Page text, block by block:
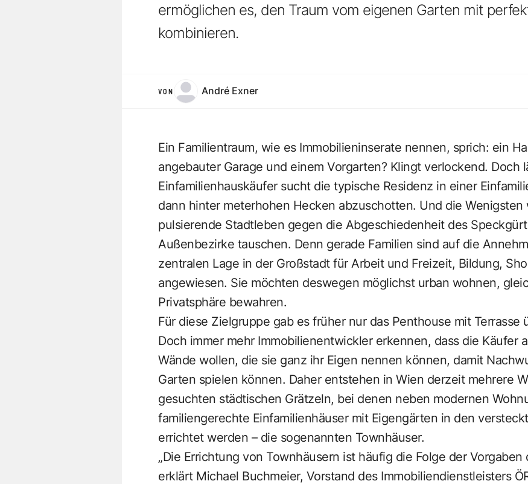
ermöglichen es, den Traum vom eigenen Garten mit
kombinieren.
VON André Exner
Ein Familientraum, wie es Immobilieninserate nennen, sprich: ein
angebauter Garage und einem Vorgarten? Klingt verlockend. Doch
Einfamilienhauskäufer sucht die typische Residenz in einer
dann hinter meterhohen Hecken abzuschotten. Und die Wenigsten
pulsierende Stadtleben gegen die Abgeschiedenheit des
Außenbezirke tauschen. Denn gerade Familien sind auf die
zentralen Lage in der Großstadt für Arbeit und Freizeit, Bildung,
angewiesen. Sie möchten deswegen möglichst urban wohnen,
Privatsphäre bewahren.
Für diese Zielgruppe gab es früher nur das Penthouse mit Terrasse
Doch immer mehr Immobilienentwickler erkennen, dass die Käufer
Wände wollen, die sie ganz ihr Eigen nennen können, damit
Garten spielen können. Daher entstehen in Wien derzeit mehrere
gesuchten städtischen Grätzeln, bei denen neben modernen
familiengerechte Einfamilienhäuser mit Eigengärten in den
errichtet werden – die sogenannten Town­häuser.
„Die Errichtung von Townhäusern ist häufig die Folge der Vorgaben
erklärt Michael Buchmeier, Vorstand des Immobiliendienstleisters